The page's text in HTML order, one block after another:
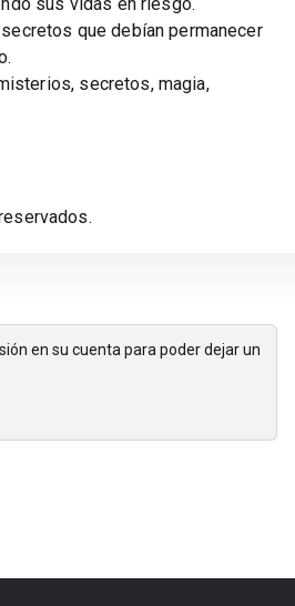
que debían permanecer
secretos, magia,
en su cuenta para poder dejar un